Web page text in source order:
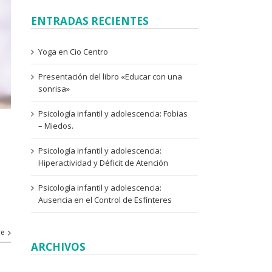
ENTRADAS RECIENTES
Yoga en Cio Centro
Presentación del libro «Educar con una
sonrisa»
Psicología infantil y adolescencia: Fobias
– Miedos.
Psicología infantil y adolescencia:
Hiperactividad y Déficit de Atención
Psicología infantil y adolescencia:
Ausencia en el Control de Esfínteres
ARCHIVOS